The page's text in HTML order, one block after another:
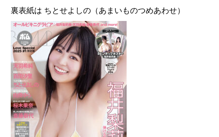
裏表紙は ちとせよしの（あまいものつめあわせ）